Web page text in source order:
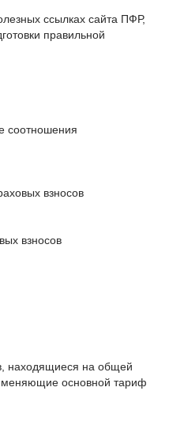
ссылках сайта ПФР,
правильной
соотношения
взносов
взносов
находящиеся на общей
основной тариф